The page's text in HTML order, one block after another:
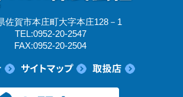
佐賀市本庄町大字本庄128－1
TEL:0952-20-2547
FAX:0952-20-2504